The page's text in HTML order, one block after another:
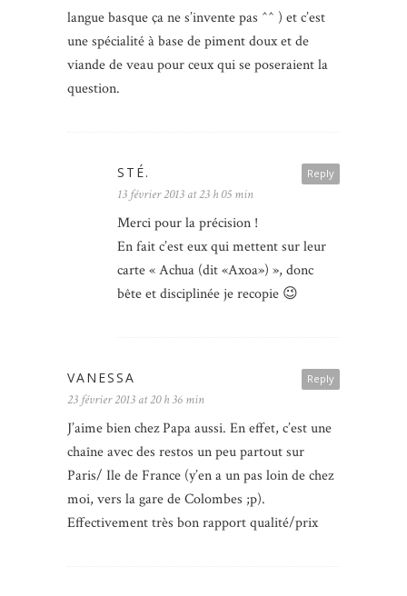
langue basque ça ne s’invente pas ^^ ) et c’est
une spécialité à base de piment doux et de
viande de veau pour ceux qui se poseraient la
question.
Reply
STÉ.
13 février 2013 at 23 h 05 min
Merci pour la précision !
En fait c’est eux qui mettent sur leur
carte « Achua (dit «Axoa») », donc
bête et disciplinée je recopie 😉
Reply
VANESSA
23 février 2013 at 20 h 36 min
J’aime bien chez Papa aussi. En effet, c’est une
chaîne avec des restos un peu partout sur
Paris/ Ile de France (y’en a un pas loin de chez
moi, vers la gare de Colombes ;p).
Effectivement très bon rapport qualité/prix